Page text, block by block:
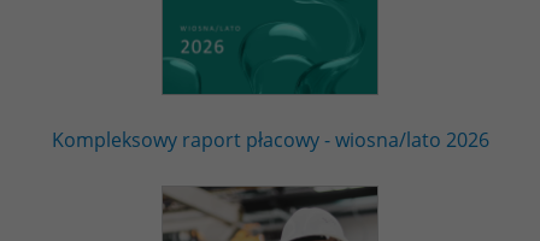
Kompleksowy raport płacowy - wiosna/lato 2026